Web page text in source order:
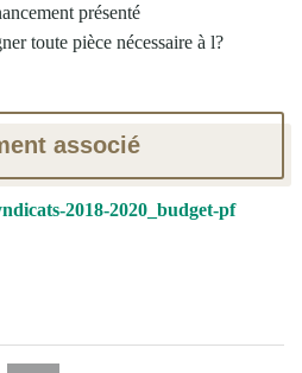
présenté
toute pièce nécessaire à l?
associé
2018-2020_budget-pf